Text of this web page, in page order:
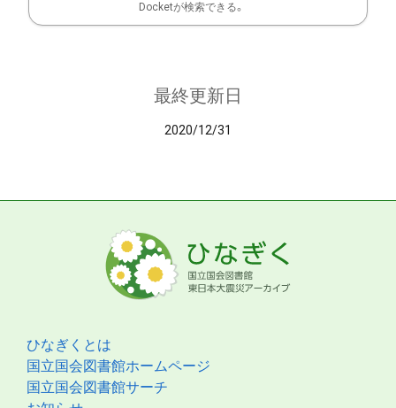
Docketが検索できる。
最終更新日
2020/12/31
ひなぎくとは
国立国会図書館ホームページ
国立国会図書館サーチ